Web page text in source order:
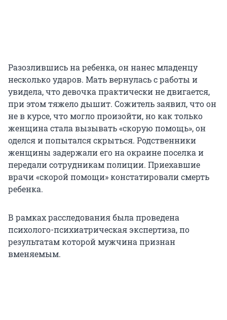
Разозлившись на ребенка, он нанес младенцу
несколько ударов. Мать вернулась с работы и
увидела, что девочка практически не двигается,
при этом тяжело дышит. Сожитель заявил, что он
не в курсе, что могло произойти, но как только
женщина стала вызывать «скорую помощь», он
оделся и попытался скрыться. Родственники
женщины задержали его на окраине поселка и
передали сотрудникам полиции. Приехавшие
врачи «скорой помощи» констатировали смерть
ребенка.
В рамках расследования была проведена
психолого-психиатрическая экспертиза, по
результатам которой мужчина признан
вменяемым.